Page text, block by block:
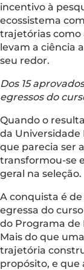
incentivo à
ecossistema
trajetórias como
levam a ciência
seu redor.
Dos 15
egressos do
Quando o
da Universidade
que parecia ser
transformou-se
geral na seleção.
A conquista é
egressa do
do Programa de
Mais do que
trajetória
propósito, e